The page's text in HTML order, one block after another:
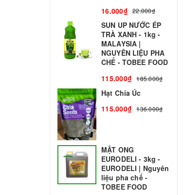
16.000₫ 22.000₫
SUN UP NƯỚC ÉP
TRÀ XANH - 1kg -
MALAYSIA |
NGUYÊN LIỆU PHA
CHẾ - TOBEE FOOD
115.000₫
185.000₫
Hạt Chia Úc
115.000₫
136.000₫
MẬT ONG
EURODELI - 3kg -
EURODELI | Nguyên
liệu pha chế -
TOBEE FOOD